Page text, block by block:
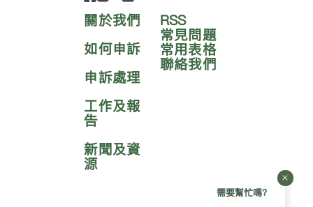
關於我們
如何申訴
申訴處理
工作及報
告
新聞及資
源
RSS
常見問題
常用表格
聯絡我們
需要幫忙嗎?